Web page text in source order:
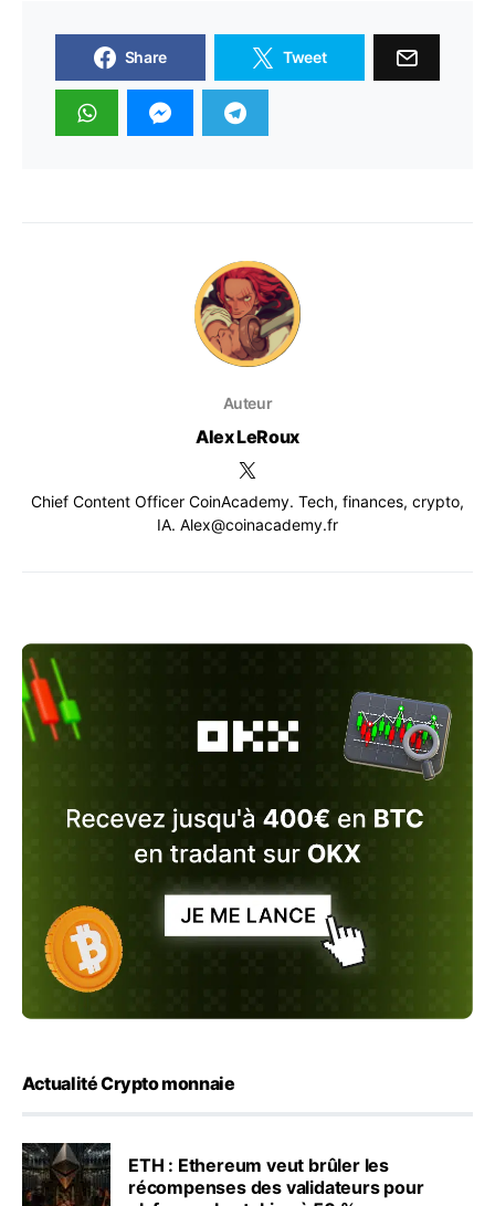
Share Tweet
Auteur
Alex LeRoux
Chief Content Officer CoinAcademy. Tech, finances, crypto,
IA. Alex@coinacademy.fr
Actualité Crypto monnaie
ETH : Ethereum veut brûler les
récompenses des validateurs pour